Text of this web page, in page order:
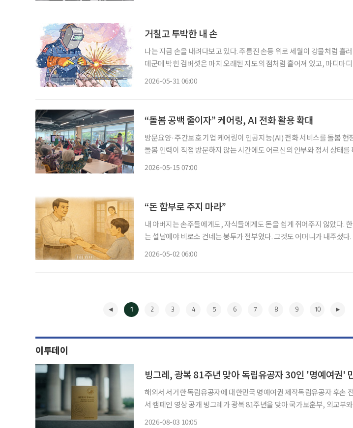
거칠고 투박한 내 손
나는 지금 손을 내려다보고 있다. 주름진 손등 위로 세월이 강물처럼 흘
데군데 박힌 검버섯은 마치 오래된 지도의 점처럼 흩어져 있고, 마디마
2026-05-31 06:00
“돌봄 공백 줄이자” 케어링, AI 전화 활용 확대
방문요양·주간보호 기업 케어링이 인공지능(AI) 전화 서비스를 돌봄 현
돌봄 인력이 직접 방문하지 않는 시간에도 어르신의 안부와 정서 상태를
2026-05-15 07:00
“돈 함부로 주지 마라”
내 아버지는 손주들에게도, 자식들에게도 돈을 쉽게 쥐어주지 않았다.
는 설날에야 비로소 건네는 봉투가 전부였다. 그것도 어머니가 내주셨다
2026-05-02 06:00
1 2 3 4 5 6 7 8 9 10
이투데이
빙그레, 광복 81주년 맞아 독립유공자 30인 '명예여권'
해외서 서거한 독립유공자에 대한민국 명예여권 제작독립유공자 후손
서 캠페인 영상 공개 빙그레가 광복 81주년을 맞아 국가보훈부, 외교부와 함께 독립운동 캠페
2026-08-03 10:05